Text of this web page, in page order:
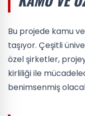
Bu projede kamu
taşıyor. Çeşitli
özel şirketler,
kirliliği ile
benimsenmiş